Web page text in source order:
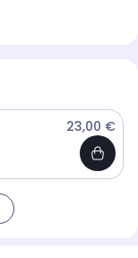
23,00 €